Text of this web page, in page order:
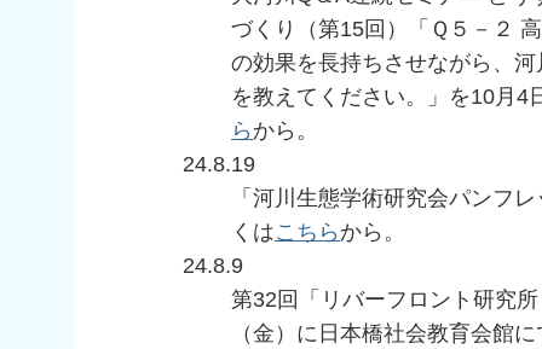
づくり（第15回）「Ｑ５－２
の効果を長持ちさせながら、
を教えてください。」を10月4
ら から。
24.8.19
「河川生態学術研究会パンフ
くはこちら から。
24.8.9
第32回「リバーフロント研究
（金）に日本橋社会教育会館